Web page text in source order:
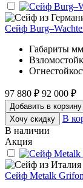
Сейф
Габариты
97 880 ₽ 92 000 ₽
Добавить в корзину
Хочу скидку
В
В наличии
Акция
Сейф Metalk